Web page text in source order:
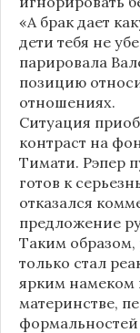
«А брак дает
дети тебя не
парировала
позицию
отношениях.
Ситуация
контраст на
Тимати. Рэпер
готов к
отказался
предложение
Таким образом,
только стал
ярким намеком
материнстве,